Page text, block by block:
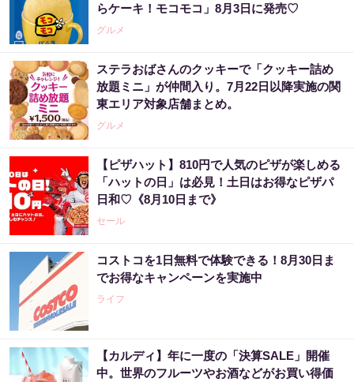
らケーキ！モコモコ」8月3日に発売♡
グルメ
ステラおばさんのクッキーで「クッキー詰め
放題ミニ」が仲間入り。7月22日以降実施の関
東エリア対象店舗まとめ。
グルメ
【ピザハット】810円で人気のピザが楽しめる
「ハットの日」は必見！土日はお得なピザパ
日和♡《8月10日まで》
セール
コストコを1日無料で体験できる！8月30日ま
でお得なキャンペーンを実施中
ライフ
【カルディ】年に一度の「決算SALE」開催
中。世界のフルーツやお酒などがお買い得価